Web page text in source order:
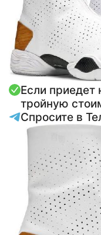
Если
тройную
Спросите в